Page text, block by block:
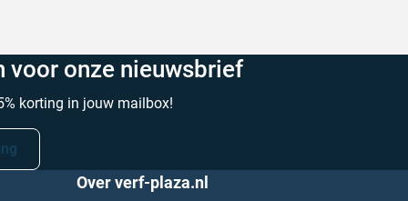
voor onze nieuwsbrief
korting in jouw mailbox!
Over verf-plaza.nl